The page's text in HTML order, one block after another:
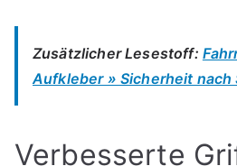
Zusätzlicher Lesestoff:
Aufkleber » Sicherheit nach
Verbesserte